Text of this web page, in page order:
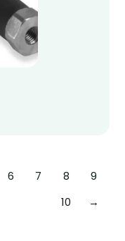
6 7 8
9
10
→